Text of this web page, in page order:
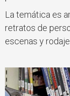
La temática es
retratos de
escenas y